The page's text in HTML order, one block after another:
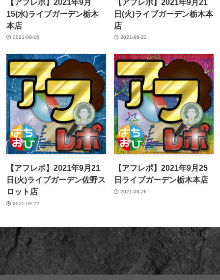
【アフレポ】2021年9月
15(水)ライブガーデン栃木
本店
2021-09-16
【アフレポ】2021年9月21
日(火)ライブガーデン栃木本
店
2021-09-22
【アフレポ】2021年9月21
日(火)ライブガーデン佐野ス
ロット店
2021-09-22
【アフレポ】2021年9月25
日ライブガーデン栃木本店
2021-09-26